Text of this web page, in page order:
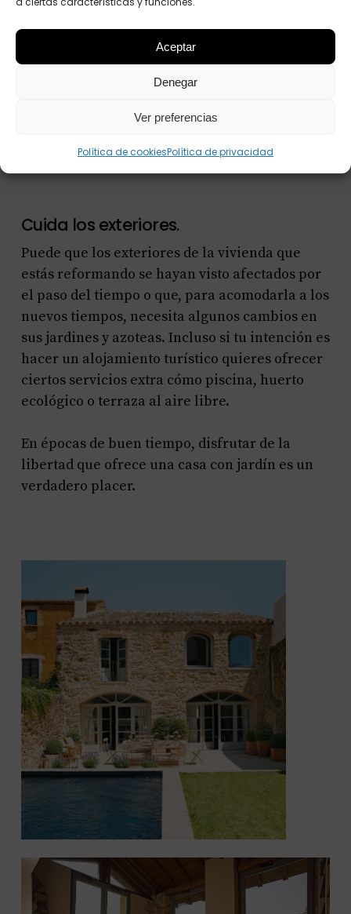
Aceptar
Denegar
Ver preferencias
Política de cookiesPolítica de privacidad
Cuida los exteriores.
Puede que los exteriores de la vivienda que
estás reformando se hayan visto afectados por
el paso del tiempo o que, para acomodarla a los
nuevos tiempos, necesita algunos cambios en
sus jardines y azoteas. Incluso si tu intención es
hacer un alojamiento turístico quieres ofrecer
ciertos servicios extra cómo piscina, huerto
ecológico o terraza al aire libre.
En épocas de buen tiempo, disfrutar de la
libertad que ofrece una casa con jardín es un
verdadero placer.